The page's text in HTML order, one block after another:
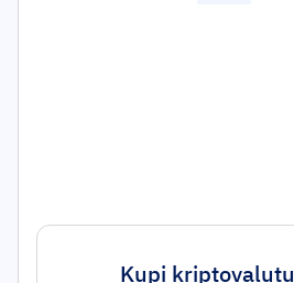
Kupi kriptovalutu